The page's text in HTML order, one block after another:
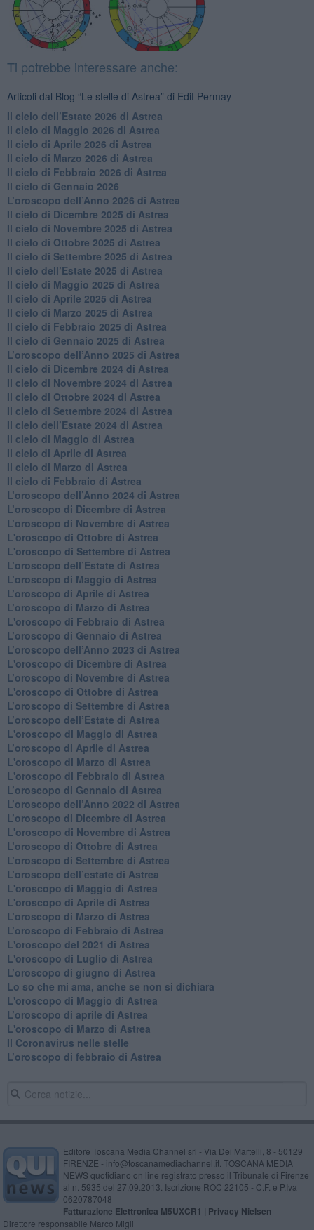
Ti potrebbe interessare anche:
Articoli dal Blog “Le stelle di Astrea” di Edit Permay
​Il cielo dell’Estate 2026 di Astrea
​Il cielo di Maggio 2026 di Astrea
​Il cielo di Aprile 2026 di Astrea
​Il cielo di Marzo 2026 di Astrea
​Il cielo di Febbraio 2026 di Astrea
Il cielo di Gennaio 2026
​L’oroscopo dell’Anno 2026 di Astrea
​Il cielo di Dicembre 2025 di Astrea
​Il cielo di Novembre 2025 di Astrea
​Il cielo di Ottobre 2025 di Astrea
Il cielo di Settembre 2025 di Astrea
Il cielo dell’Estate 2025 di Astrea
​Il cielo di Maggio 2025 di Astrea
​Il cielo di Aprile 2025 di Astrea
Il cielo di Marzo 2025 di Astrea
​Il cielo di Febbraio 2025 di Astrea
Il cielo di Gennaio 2025 di Astrea
​L’oroscopo dell’Anno 2025 di Astrea
​Il cielo di Dicembre 2024 di Astrea
Il cielo di Novembre 2024 di Astrea
​Il cielo di Ottobre 2024 di Astrea
​Il cielo di Settembre 2024 di Astrea
Il cielo dell’Estate 2024 di Astrea
Il cielo di Maggio di Astrea
Il cielo di Aprile di Astrea
​Il cielo di Marzo di Astrea
​Il cielo di Febbraio di Astrea
​L’oroscopo dell’Anno 2024 di Astrea
​L’oroscopo di Dicembre di Astrea
​L’oroscopo di Novembre di Astrea
L'oroscopo di Ottobre di Astrea
L'oroscopo di Settembre di Astrea
L’oroscopo dell’Estate di Astrea
​L’oroscopo di Maggio di Astrea
​L’oroscopo di Aprile di Astrea
L’oroscopo di Marzo di Astrea
L'oroscopo di Febbraio di Astrea
​L’oroscopo di Gennaio di Astrea
​L’oroscopo dell’Anno 2023 di Astrea
L'oroscopo di Dicembre di Astrea
L’oroscopo di Novembre di Astrea
L'oroscopo di Ottobre di Astrea
​L’oroscopo di Settembre di Astrea
​L’oroscopo dell’Estate di Astrea
L'oroscopo di Maggio di Astrea
​L’oroscopo di Aprile di Astrea
L'oroscopo di Marzo di Astrea
L'oroscopo di Febbraio di Astrea
​L’oroscopo di Gennaio di Astrea
​L’oroscopo dell’Anno 2022 di Astrea
​L’oroscopo di Dicembre di Astrea
L'oroscopo di Novembre di Astrea
​L’oroscopo di Ottobre di Astrea
​L’oroscopo di Settembre di Astrea
L’oroscopo dell’estate di Astrea
L'oroscopo di Maggio di Astrea
L'oroscopo di Aprile di Astrea
​L’oroscopo di Marzo di Astrea
​L’oroscopo di Febbraio di Astrea
L'oroscopo del 2021 di Astrea
L'oroscopo di Luglio di Astrea
​L’oroscopo di giugno di Astrea
​Lo so che mi ama, anche se non si dichiara
L'oroscopo di Maggio di Astrea
​L’oroscopo di aprile di Astrea
L'oroscopo di Marzo di Astrea
Il Coronavirus nelle stelle
​L’oroscopo di febbraio di Astrea
Editore Toscana Media Channel srl - Via Dei Martelli, 8 - 50129
FIRENZE - info@toscanamediachannel.it. TOSCANA MEDIA
NEWS quotidiano on line registrato presso il Tribunale di Firenze
al n. 5935 del 27.09.2013. Iscrizione ROC 22105 - C.F. e P.Iva
0620787048
Fatturazione Elettronica M5UXCR1 | Privacy Nielsen
Direttore responsabile Marco Migli